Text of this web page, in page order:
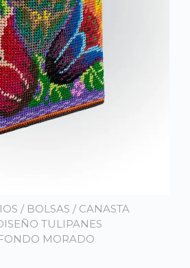
/ BOLSAS / CANASTA
TULIPANES
MORADO